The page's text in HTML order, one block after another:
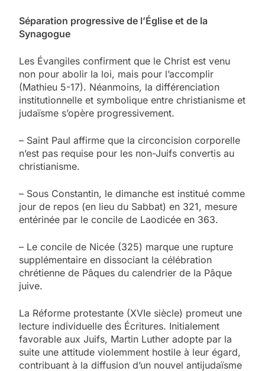
Séparation progressive de l’Église et de la
Synagogue
Les Évangiles confirment que le Christ est venu
non pour abolir la loi, mais pour l’accomplir
(Mathieu 5-17). Néanmoins, la différenciation
institutionnelle et symbolique entre christianisme et
judaïsme s’opère progressivement.
– Saint Paul affirme que la circoncision corporelle
n’est pas requise pour les non-Juifs convertis au
christianisme.
– Sous Constantin, le dimanche est institué comme
jour de repos (en lieu du Sabbat) en 321, mesure
entérinée par le concile de Laodicée en 363.
– Le concile de Nicée (325) marque une rupture
supplémentaire en dissociant la célébration
chrétienne de Pâques du calendrier de la Pâque
juive.
La Réforme protestante (XVIe siècle) promeut une
lecture individuelle des Écritures. Initialement
favorable aux Juifs, Martin Luther adopte par la
suite une attitude violemment hostile à leur égard,
contribuant à la diffusion d’un nouvel antijudaïsme